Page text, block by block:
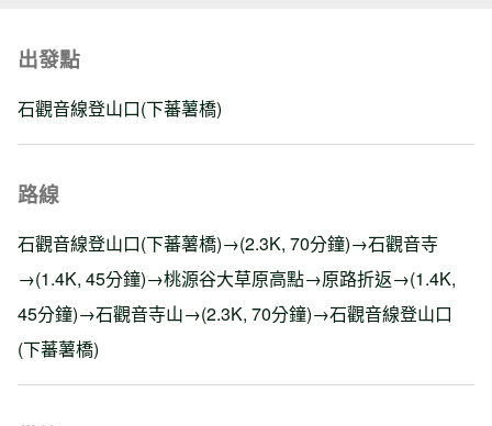
出發點
石觀音線登山口(下蕃薯橋)
路線
石觀音線登山口(下蕃薯橋)→(2.3K, 70分鐘)→石觀音寺
→(1.4K, 45分鐘)→桃源谷大草原高點→原路折返→(1.4K,
45分鐘)→石觀音寺山→(2.3K, 70分鐘)→石觀音線登山口
(下蕃薯橋)